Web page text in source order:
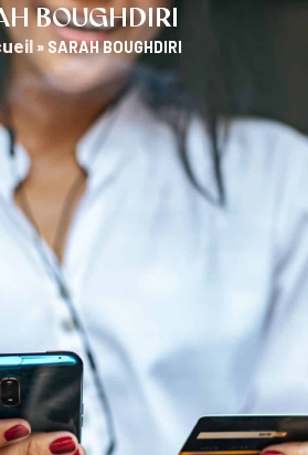
BOUGHDIRI
» SARAH BOUGHDIRI